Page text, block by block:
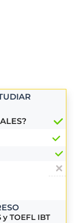
TOEFL IBT